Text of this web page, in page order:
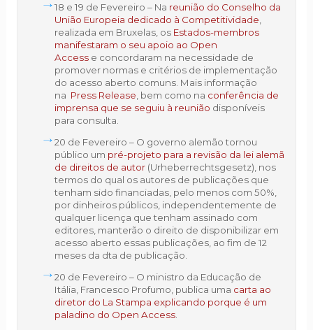
18 e 19 de Fevereiro – Na reunião do Conselho da
União Europeia dedicado à Competitividade
realizada em Bruxelas, os Estados-membros
manifestaram o seu apoio ao Open
Accesse concordaram na necessidade de
promover normas e critérios de implementação
do acesso aberto comuns. Mais informação
na Press Release , bem como na conferência de
imprensa que se seguiu à reunião disponíveis
para consulta.
20 de Fevereiro – O governo alemão tornou
público um pré-projeto para a revisão da lei alemã
de direitos de autor(Urheberrechtsgesetz), nos
termos do qual os autores de publicações que
tenham sido financiadas, pelo menos com 50%,
por dinheiros públicos, independentemente de
qualquer licença que tenham assinado com
editores, manterão o direito de disponibilizar em
acesso aberto essas publicações, ao fim de 12
meses da dta de publicação.
20 de Fevereiro – O ministro da Educação de
Itália, Francesco Profumo, publica uma carta ao
diretor do La Stampa explicando porque é um
paladino do Open Access.